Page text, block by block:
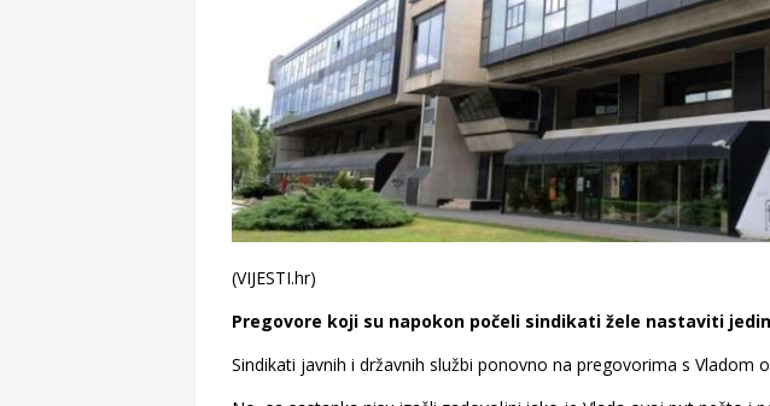
(VIJESTI.hr)
Pregovore koji su napokon počeli sindikati žele nastaviti
Sindikati javnih i državnih službi ponovno na pregovorima s Vladom